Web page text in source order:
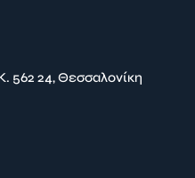
562 24, Θεσσαλονίκη